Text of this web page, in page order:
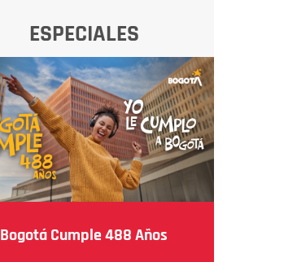
ESPECIALES
Bogotá Cumple 488 Años